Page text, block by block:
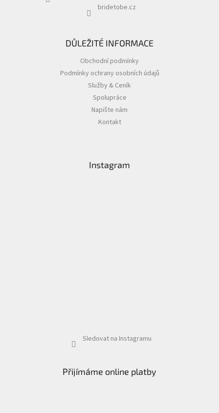
bridetobe.cz
DŮLEŽITÉ INFORMACE
Obchodní podmínky
Podmínky ochrany osobních údajů
Služby & Ceník
Spolupráce
Napište nám
Kontakt
Instagram
Sledovat na Instagramu
Přijímáme online platby